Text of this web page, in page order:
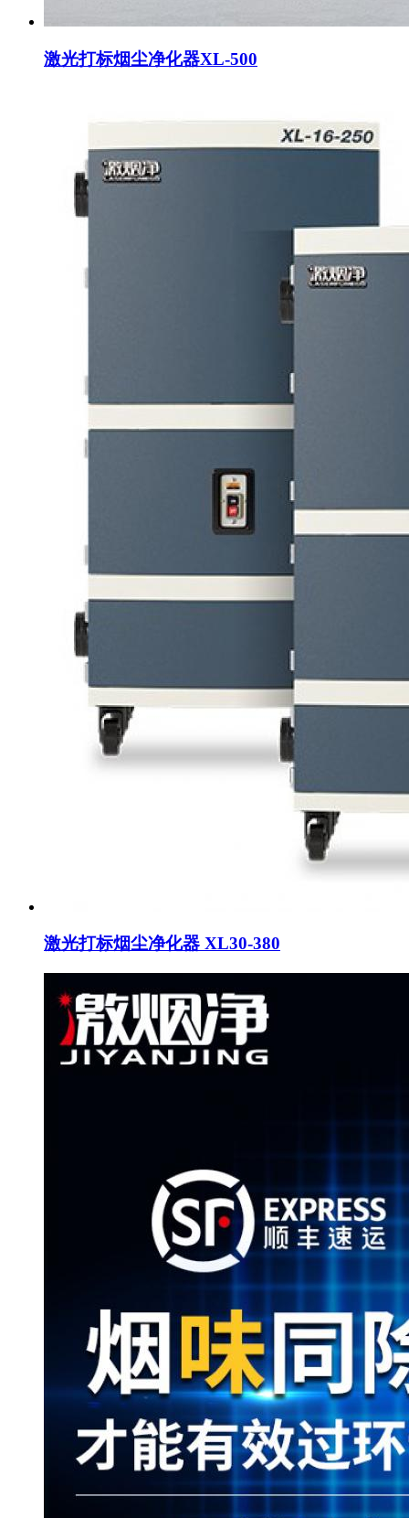
激光打标烟尘净化器XL-500
激光打标烟尘净化器 XL30-380